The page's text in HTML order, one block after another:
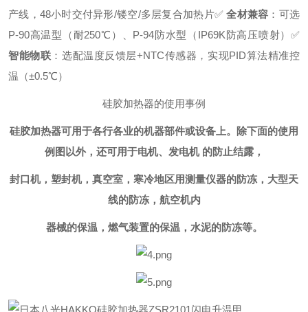
产线，48小时交付异形/镂空/多层复合加热片✅全材兼容 ：可选
P-90高温型（耐250℃）、P-94防水型（IP69K防高压喷射） ✅
智能物联 ：选配温度反馈层+NTC传感器，实现PID算法精准控
温（±0.5℃）
硅胶加热器的使用事例
硅胶加热器可用于各行各业的机器部件或设备上。除下面的使用
例图以外，还可用于电机、发电机 的防止结露，
封口机，塑封机，真空室，寒冷地区用测量仪器的防冻，大型天
线的防冻，航空机内
器械的保温，燃气装置的保温，水泥的防冻等。